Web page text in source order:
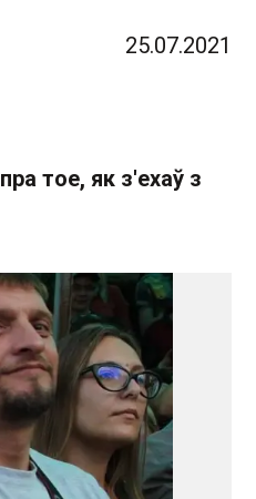
25.07.2021
пра тое, як з'ехаў з